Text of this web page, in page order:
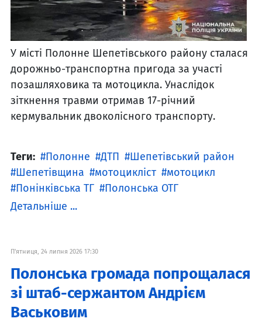
У місті Полонне Шепетівського району сталася
дорожньо-транспортна пригода за участі
позашляховика та мотоцикла. Унаслідок
зіткнення травми отримав 17-річний
кермувальник двоколісного транспорту.
Теги: Полонне ДТП
Шепетівський район
Шепетівщина
мотоцикліст
мотоцикл
Понінківська ТГ
Полонська ОТГ
Детальніше ...
П'ятниця, 24 липня 2026 17:30
Полонська громада попрощалася
зі штаб-сержантом Андрієм
Васьковим